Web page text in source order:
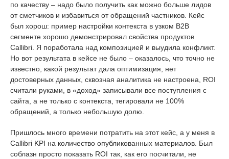
по качеству – надо было получить как можно больше лидов
от сметчиков и избавиться от обращений частников. Кейс
был хорош: пример настройки контекста в узком В2В
сегменте хорошо демонстрировал свойства продуктов
Callibri. Я поработала над композицией и выудила конфликт.
Но вот результата в кейсе не было – оказалось, что точно не
известно, какой результат дала оптимизация, нет
достоверных данных, сквозная аналитика не настроена, ROI
считали руками, в «доход» записывали все поступления с
сайта, а не только с контекста, тегировали не 100%
обращений, а только небольшую долю.
Пришлось много времени потратить на этот кейс, а у меня в
Callibri KPI на количество опубликованных материалов. Был
соблазн просто показать ROI так, как его посчитали, не